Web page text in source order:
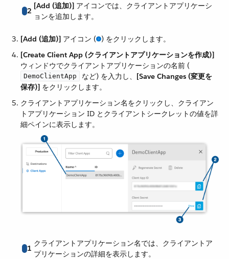
2
[Add (追加)] ​ アイコンでは、クライアントアプリケーシ
ョンを追加します。
[Add (追加)] ​ アイコン (​ ​) をクリックします。
[Create Client App (クライアントアプリケーションを作成)]
ウィンドウでクライアントアプリケーションの名前 (​
DemoClientApp ​ など) を入力し、​ [Save Changes (変更を
保存)] ​ をクリックします。
クライアントアプリケーション名をクリックし、クライアン
トアプリケーション ID とクライアントシークレットの値を詳
細ペインに表示します。
1
クライアントアプリケーション名では、クライアントア
プリケーションの詳細を表示します。